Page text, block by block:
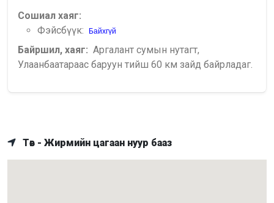
Сошиал хаяг:
Фэйсбүүк:
Байхгүй
Байршил, хаяг: Аргалант сумын нутагт,
Улаанбаатараас баруун тийш 60 км зайд байрладаг.
Төв - Жирмийн цагаан нуур бааз